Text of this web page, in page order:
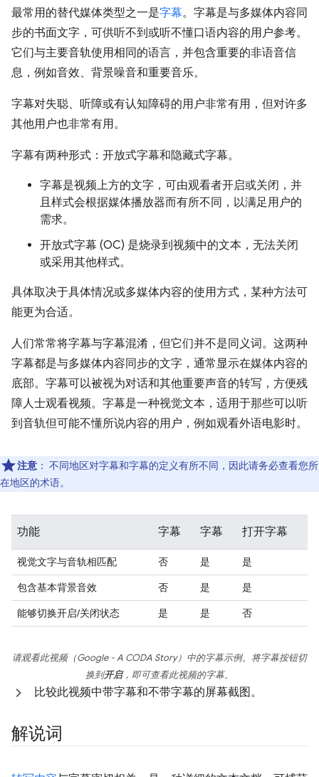
最常用的替代媒体类型之一是字幕。字幕是与多媒体内容同
步的书面文字，可供听不到或听不懂口语内容的用户参考。
它们与主要音轨使用相同的语言，并包含重要的非语音信
息，例如音效、背景噪音和重要音乐。
字幕对失聪、听障或有认知障碍的用户非常有用，但对许多
其他用户也非常有用。
字幕有两种形式：开放式字幕和隐藏式字幕。
字幕是视频上方的文字，可由观看者开启或关闭，并
且样式会根据媒体播放器而有所不同，以满足用户的
需求。
开放式字幕 (OC) 是烧录到视频中的文本，无法关闭
或采用其他样式。
具体取决于具体情况或多媒体内容的使用方式，某种方法可
能更为合适。
人们常常将字幕与字幕混淆，但它们并不是同义词。这两种
字幕都是与多媒体内容同步的文字，通常显示在媒体内容的
底部。字幕可以被视为对话和其他重要声音的转写，方便残
障人士观看视频。字幕是一种视觉文本，适用于那些可以听
到音轨但可能不懂所说内容的用户，例如观看外语电影时。
注意 ： 不同地区对字幕和字幕的定义有所不同，因此请务必查看您所
在地区的术语。
功能 字幕 字幕 打开字幕
视觉文字与音轨相匹配 否 是
是
包含基本背景音效
否 是
是
能够切换开启/关闭状态
是 是 否
请观看此视频（Google - A CODA Story）中的字幕示例。将字幕按钮切
换到开启，即可查看此视频的字幕。
比较此视频中带字幕和不带字幕的屏幕截图。
解说词